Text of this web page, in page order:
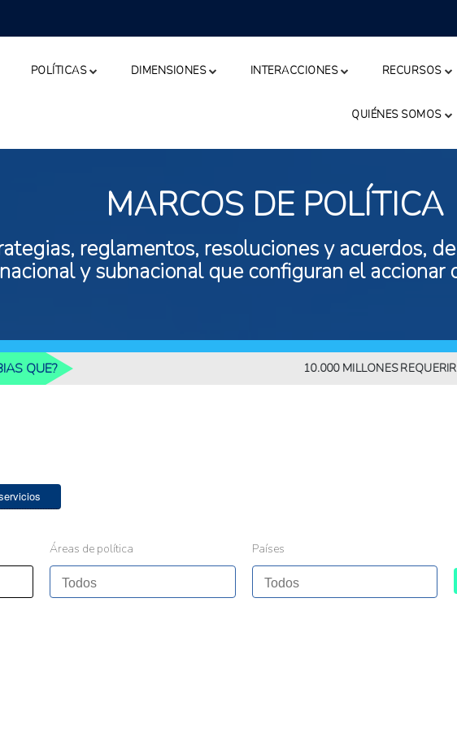
POLÍTICAS DIMENSIONES INTERACCIONES RECURSOS
QUIÉNES SOMOS
MARCOS DE POLÍTICA
reglamentos, resoluciones y acuerdos,
nacional y subnacional que configuran el accionar
QUE? 10.000 MILLONES REQUERIRÁN
Áreas de política Países